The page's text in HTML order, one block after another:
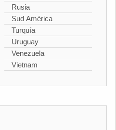
Rusia
Sud América
Turquía
Uruguay
Venezuela
Vietnam